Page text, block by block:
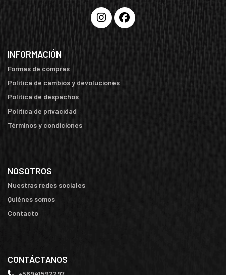
INFORMACIÓN
Formas de compras
Política de cambios y devoluciones
Política de despachos
Política de privacidad
Términos y condiciones
NOSOTROS
Nuestras redes sociales
Quiénes somos
Contacto
CONTÁCTANOS